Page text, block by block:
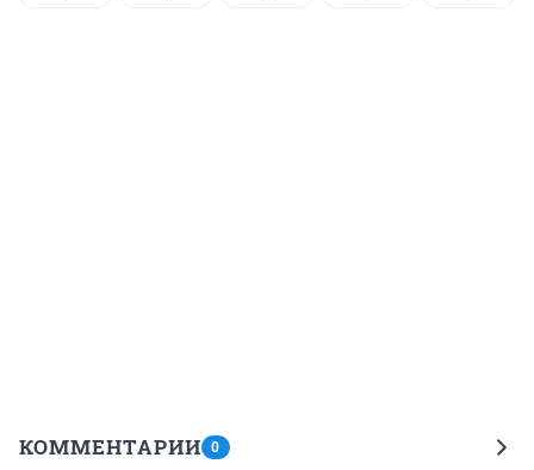
КОММЕНТАРИИ 0